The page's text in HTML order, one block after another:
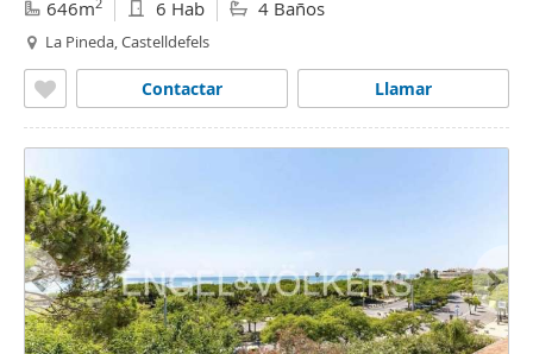
646m 6 Hab 4 Baños
La Pineda, Castelldefels
Llamar
Contactar